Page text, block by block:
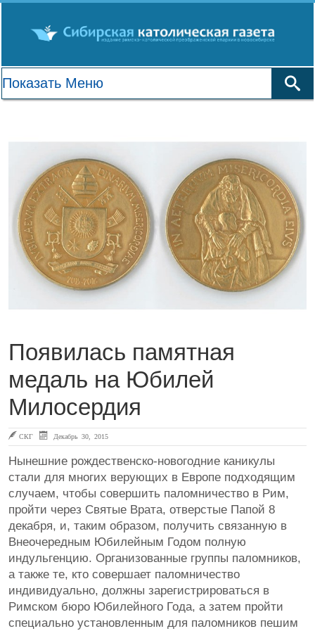
Появилась памятная
медаль на Юбилей
Милосердия
СКГ Декабрь 30, 2015
Нынешние рождественско-новогодние каникулы
стали для многих верующих в Европе подходящим
случаем, чтобы совершить паломничество в Рим,
пройти через Святые Врата, отверстые Папой 8
декабря, и, таким образом, получить связанную в
Внеочередным Юбилейным Годом полную
индульгенцию. Организованные группы паломников,
а также те, кто совершает паломничество
индивидуально, должны зарегистрироваться в
Римском бюро Юбилейного Года, а затем пройти
специально установленным для паломников пешим